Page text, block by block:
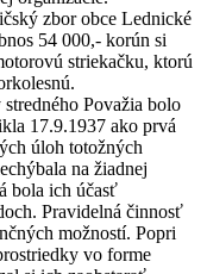
zbor obce Lednické
54 000,- korún si
striekačku, ktorú
Považia bolo
17.9.1937 ako prvá
úloh totožných
na žiadnej
bola ich účasť
Pravidelná činnosť
možností. Popri
vo forme